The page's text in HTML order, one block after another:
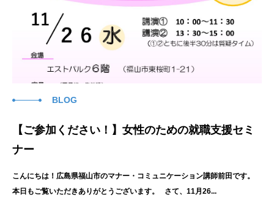
BLOG
【ご参加ください！】女性のための就職支援セミ
ナー
こんにちは！広島県福山市のマナー・コミュニケーション講師前田です。
本日もご覧いただきありがとうございます。 さて、11月26...